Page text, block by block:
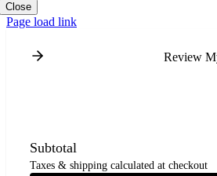
Close
Page load link
Review
Subtotal
Taxes & shipping calculated at checkout